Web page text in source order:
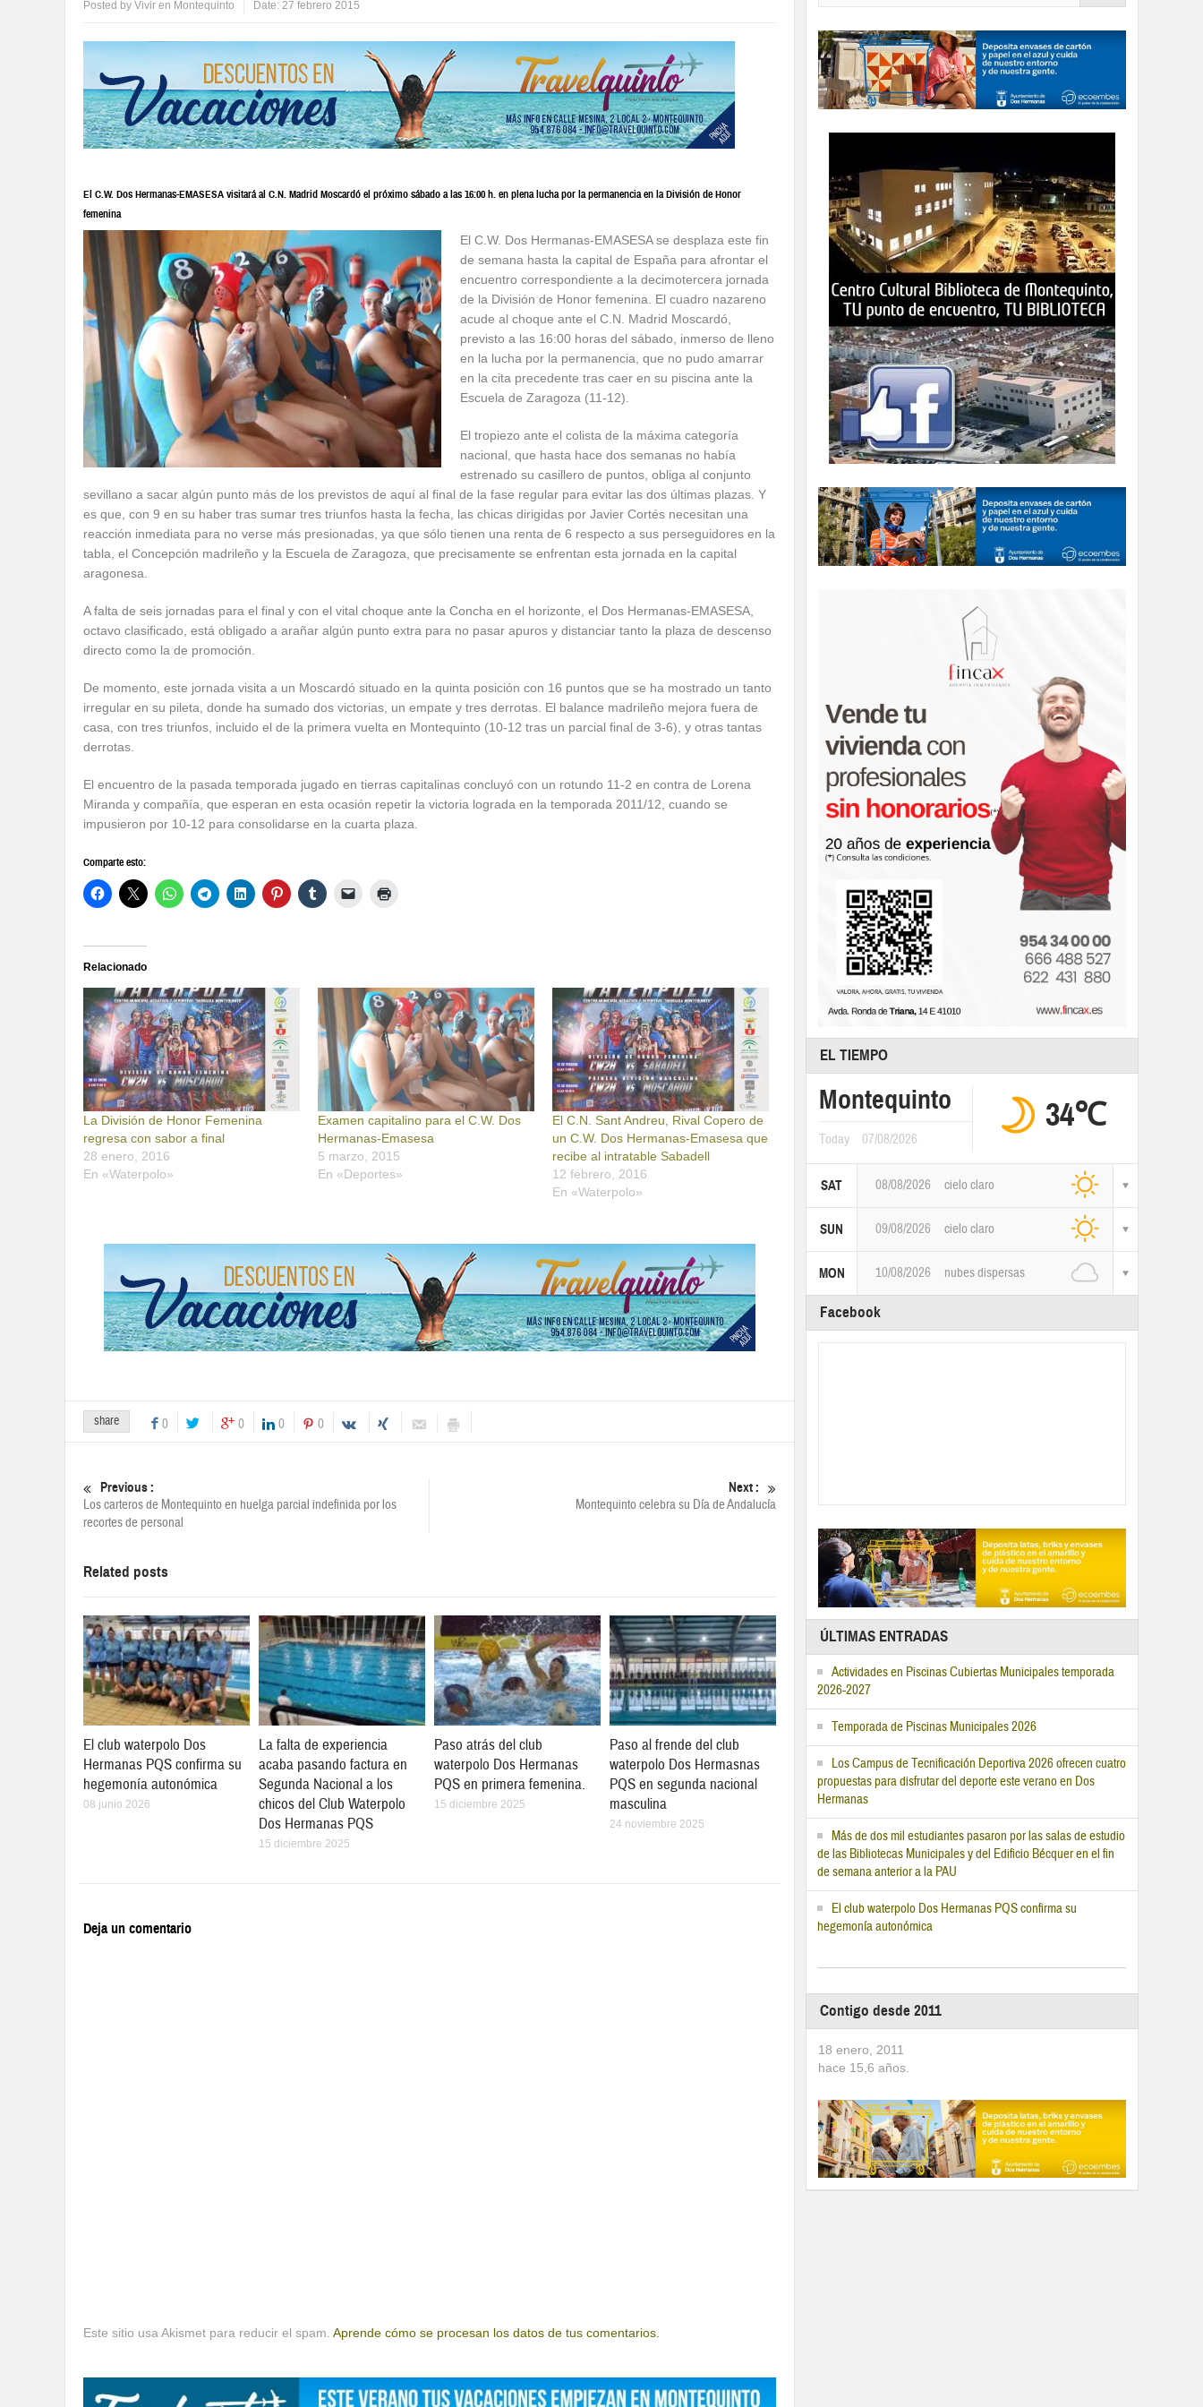
Posted by Vivir en Montequinto Date: 27 febrero 2015
El C.W. Dos Hermanas-EMASESA visitará al C.N. Madrid Moscardó el próximo sábado a las 16:00 h. en plena lucha por la permanencia en la División de Honor
femenina
El C.W. Dos Hermanas-EMASESA se desplaza este fin
de semana hasta la capital de España para afrontar el
encuentro correspondiente a la decimotercera jornada
de la División de Honor femenina. El cuadro nazareno
acude al choque ante el C.N. Madrid Moscardó,
previsto a las 16:00 horas del sábado, inmerso de lleno
en la lucha por la permanencia, que no pudo amarrar
en la cita precedente tras caer en su piscina ante la
Escuela de Zaragoza (11-12).
El tropiezo ante el colista de la máxima categoría
nacional, que hasta hace dos semanas no había
estrenado su casillero de puntos, obliga al conjunto
sevillano a sacar algún punto más de los previstos de aquí al final de la fase regular para evitar las dos últimas plazas. Y
es que, con 9 en su haber tras sumar tres triunfos hasta la fecha, las chicas dirigidas por Javier Cortés necesitan una
reacción inmediata para no verse más presionadas, ya que sólo tienen una renta de 6 respecto a sus perseguidores en la
tabla, el Concepción madrileño y la Escuela de Zaragoza, que precisamente se enfrentan esta jornada en la capital
aragonesa.
A falta de seis jornadas para el final y con el vital choque ante la Concha en el horizonte, el Dos Hermanas-EMASESA,
octavo clasificado, está obligado a arañar algún punto extra para no pasar apuros y distanciar tanto la plaza de descenso
directo como la de promoción.
De momento, este jornada visita a un Moscardó situado en la quinta posición con 16 puntos que se ha mostrado un tanto
irregular en su pileta, donde ha sumado dos victorias, un empate y tres derrotas. El balance madrileño mejora fuera de
casa, con tres triunfos, incluido el de la primera vuelta en Montequinto (10-12 tras un parcial final de 3-6), y otras tantas
derrotas.
El encuentro de la pasada temporada jugado en tierras capitalinas concluyó con un rotundo 11-2 en contra de Lorena
Miranda y compañía, que esperan en esta ocasión repetir la victoria lograda en la temporada 2011/12, cuando se
impusieron por 10-12 para consolidarse en la cuarta plaza.
Comparte esto:
Relacionado
La División de Honor Femenina
regresa con sabor a final
28 enero, 2016
En «Waterpolo»
Examen capitalino para el C.W. Dos
Hermanas-Emasesa
5 marzo, 2015
En «Deportes»
El C.N. Sant Andreu, Rival Copero de
un C.W. Dos Hermanas-Emasesa que
recibe al intratable Sabadell
12 febrero, 2016
En «Waterpolo»
share 0 0 0 0
Previous :
Los carteros de Montequinto en huelga parcial indefinida por los
recortes de personal
Next :
Montequinto celebra su Día de Andalucía
Related posts
El club waterpolo Dos
Hermanas PQS confirma su
hegemonía autonómica
08 junio 2026
La falta de experiencia
acaba pasando factura en
Segunda Nacional a los
chicos del Club Waterpolo
Dos Hermanas PQS
15 diciembre 2025
Paso atrás del club
waterpolo Dos Hermanas
PQS en primera femenina.
15 diciembre 2025
Paso al frende del club
waterpolo Dos Hermasnas
PQS en segunda nacional
masculina
24 noviembre 2025
Deja un comentario
Este sitio usa Akismet para reducir el spam. Aprende cómo se procesan los datos de tus comentarios.
EL TIEMPO
Montequinto
Today 07/08/2026
34℃
SAT 08/08/2026 cielo claro
SUN 09/08/2026 cielo claro
MON 10/08/2026 nubes dispersas
Facebook
ÚLTIMAS ENTRADAS
Actividades en Piscinas Cubiertas Municipales temporada
2026-2027
Temporada de Piscinas Municipales 2026
Los Campus de Tecnificación Deportiva 2026 ofrecen cuatro
propuestas para disfrutar del deporte este verano en Dos
Hermanas
Más de dos mil estudiantes pasaron por las salas de estudio
de las Bibliotecas Municipales y del Edificio Bécquer en el fin
de semana anterior a la PAU
El club waterpolo Dos Hermanas PQS confirma su
hegemonía autonómica
Contigo desde 2011
18 enero, 2011
hace 15,6 años.